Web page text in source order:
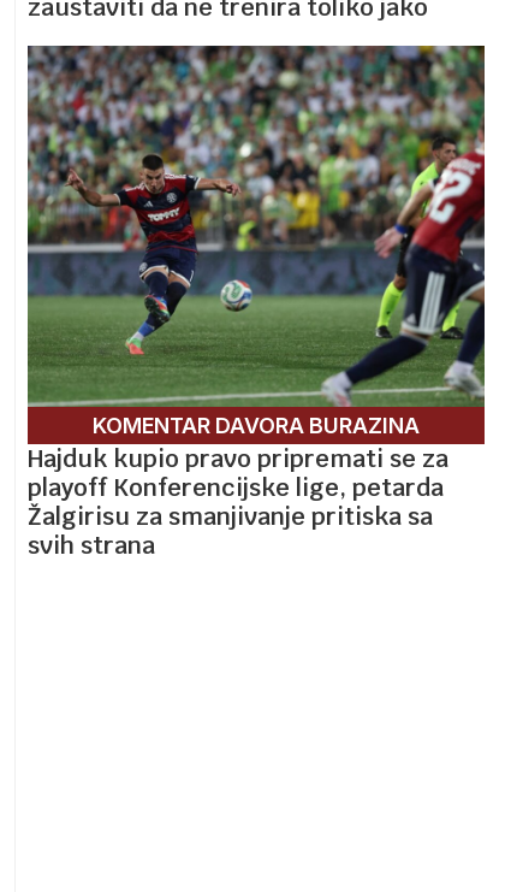
zaustaviti da ne trenira toliko jako
KOMENTAR DAVORA BURAZINA
Hajduk kupio pravo pripremati se za
playoff Konferencijske lige, petarda
Žalgirisu za smanjivanje pritiska sa
svih strana